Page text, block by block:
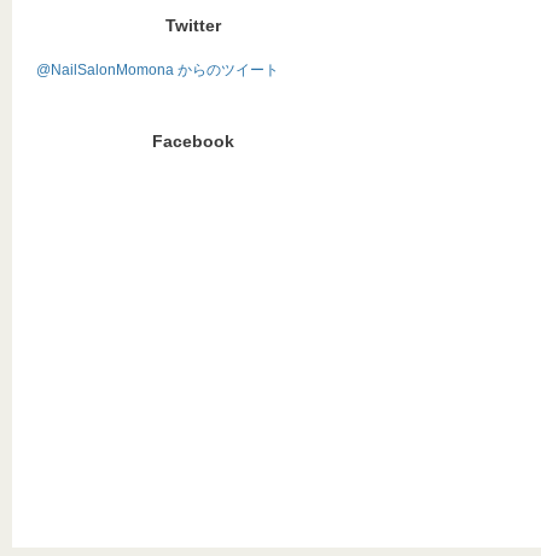
Twitter
@NailSalonMomona からのツイート
Facebook